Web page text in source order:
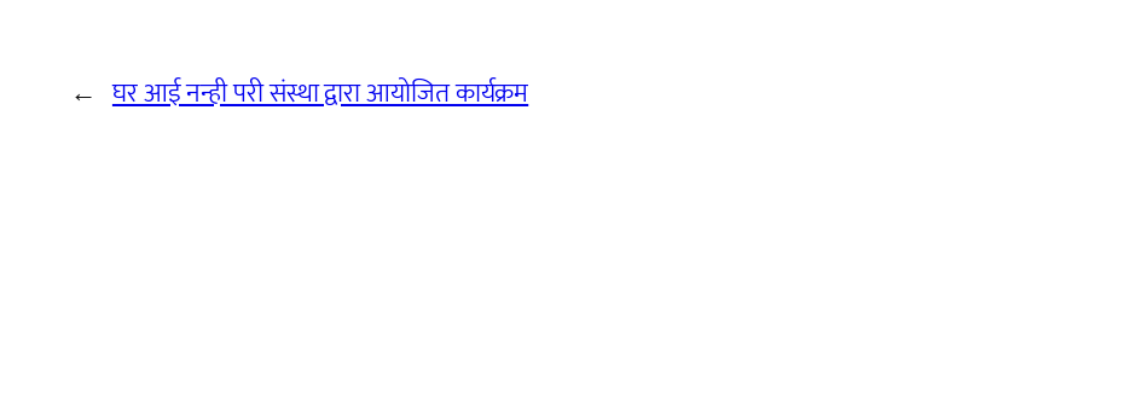
← घर आई नन्ही परी संस्था द्वारा आयोजित कार्यक्रम